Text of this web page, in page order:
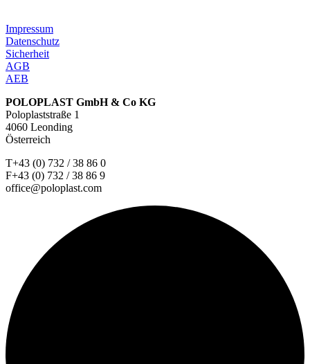
Impressum
Datenschutz
Sicherheit
AGB
AEB
POLOPLAST GmbH & Co KG
Poloplaststraße 1
4060 Leonding
Österreich
T+43 (0) 732 / 38 86 0
F+43 (0) 732 / 38 86 9
office@poloplast.com